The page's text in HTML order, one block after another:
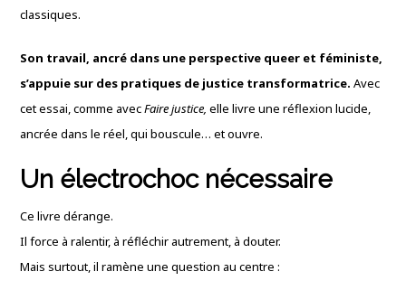
classiques.
Son travail, ancré dans une perspective queer et féministe,
s’appuie sur des pratiques de justice transformatrice. Avec
cet essai, comme avecFaire justice,elle livre une réflexion lucide,
ancrée dans le réel, qui bouscule… et ouvre.
Un électrochoc nécessaire
Ce livre dérange.
Il force à ralentir, à réfléchir autrement, à douter.
Mais surtout, il ramène une question au centre :